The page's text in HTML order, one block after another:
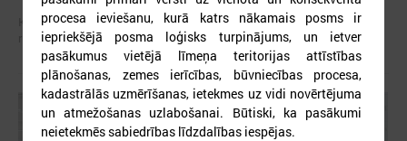
Komitejā diskutē par patvertņu problemātiku Latvijā un iespējamiem
risinājumiem
procesa ieviešanu, kurā katrs nākamais posms ir
iepriekšējā posma loģisks turpinājums, un ietver
pasākumus vietējā līmeņa teritorijas attīstības
plānošanas, zemes ierīcības, būvniecības procesa,
kadastrālās uzmērīšanas, ietekmes uz vidi novērtējuma
un atmežošanas uzlabošanai. Būtiski, ka pasākumi
neietekmēs sabiedrības līdzdalības iespējas.